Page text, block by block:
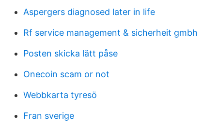
Aspergers diagnosed later in life
Rf service management & sicherheit gmbh
Posten skicka lätt påse
Onecoin scam or not
Webbkarta tyresö
Fran sverige